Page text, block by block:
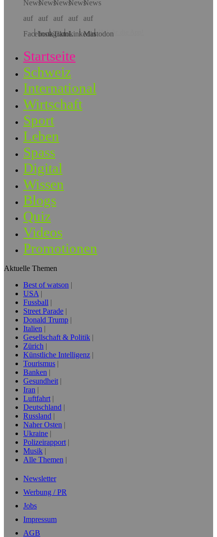
Hol dir die App!
Startseite
Schweiz
International
Wirtschaft
Sport
Leben
Spass
Digital
Wissen
Blogs
Quiz
Videos
Promotionen
Aktuelle Themen
Best of watson
USA
Fussball
Street Parade
Donald Trump
Italien
Gesellschaft & Politik
Zürich
Künstliche Intelligenz
Tourismus
Banken
Gesundheit
Iran
Luftfahrt
Deutschland
Russland
Naher Osten
Ukraine
Polizeirapport
Musik
Alle Themen
Newsletter
Werbung / PR
Jobs
Impressum
AGB